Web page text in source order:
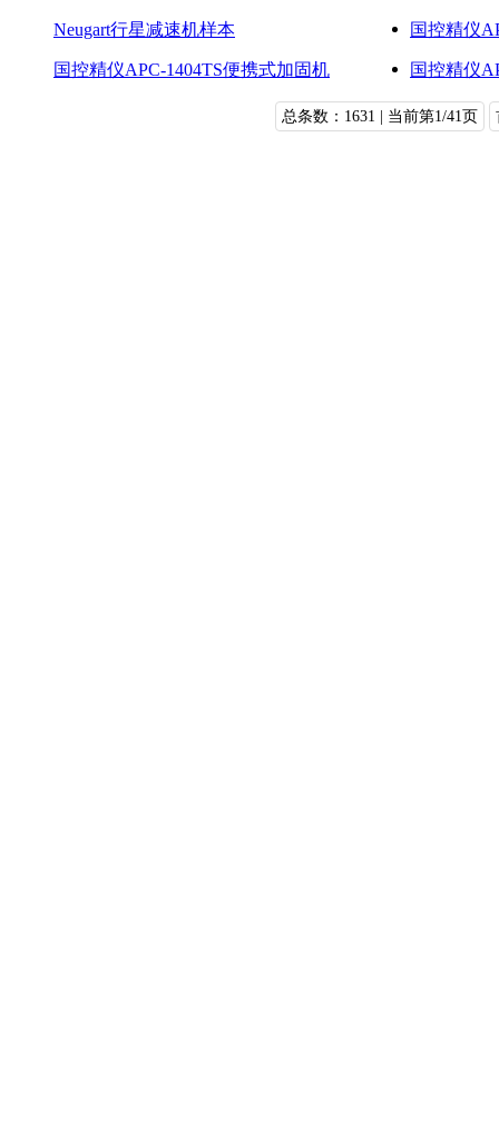
Neugart行星减速机样本 国控精仪
国控精仪APC-1404TS便携式加固机 国控精仪
总条数：1631 | 当前第1/41页